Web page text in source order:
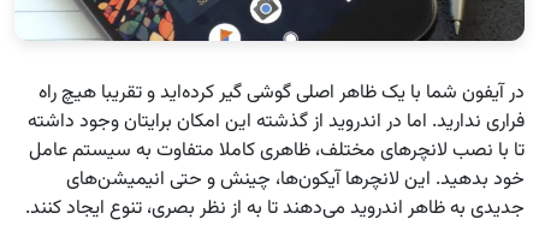
در آیفون شما با یک ظاهر اصلی گوشی گیر کرده‌اید و تقریبا هیچ راه
فراری ندارید. اما در اندروید از گذشته این امکان برایتان وجود داشته
تا با نصب لانچرهای مختلف، ظاهری کاملا متفاوت به سیستم عامل
خود بدهید. این لانچرها آیکون‌ها، چینش و حتی انیمیشن‌های
جدیدی به ظاهر اندروید می‌دهند تا به از نظر بصری، تنوع ایجاد کنند.